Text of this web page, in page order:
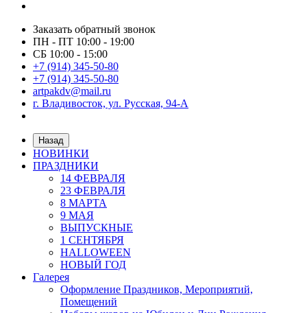
Заказать обратный звонок
ПН - ПТ 10:00 - 19:00
СБ 10:00 - 15:00
+7 (914) 345-50-80
+7 (914) 345-50-80
artpakdv@mail.ru
г. Владивосток, ул. Русская, 94-А
Назад
НОВИНКИ
ПРАЗДНИКИ
14 ФЕВРАЛЯ
23 ФЕВРАЛЯ
8 МАРТА
9 МАЯ
ВЫПУСКНЫЕ
1 СЕНТЯБРЯ
HALLOWEEN
НОВЫЙ ГОД
Галерея
Оформление Праздников, Мероприятий,
Помещений